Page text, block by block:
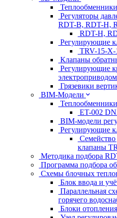
Регуляторы
RDT-B, RDT-H,
RDT-H,
Регулирующие
TRV-15-X-
Клапаны
Регулирующие
Грязевики
BIM-Модели
ET-002
BIM-модели
Регулирующие
клапаны
Методика подбора
Программа подбора
Схемы блочных
Блок ввода и
Параллельная
горячего
Блоки отопления